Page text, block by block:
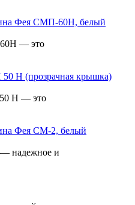
Фея СМП-60Н, белый
— это
Н (прозрачная крышка)
Н — это
Фея СМ-2, белый
надежное и